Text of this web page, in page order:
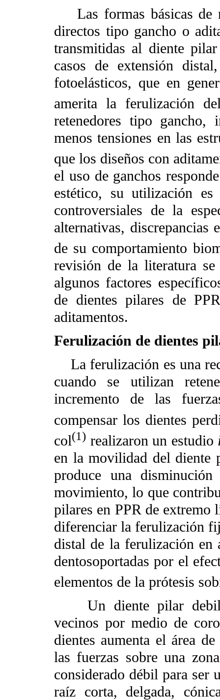
Las formas básicas de
directos tipo gancho o
transmitidas al diente
casos de extensión distal,
fotoelásticos, que en
amerita la ferulización
retenedores tipo gancho,
menos tensiones en las
que los diseños con
el uso de ganchos
estético, su utilización
controversiales de la
alternativas, discrepancias
de su comportamiento
revisión de la literatura
algunos factores
de dientes pilares de
aditamentos.
Ferulización de dientes
La ferulización es una
cuando se utilizan
incremento de las
compensar los dientes
col(1) realizaron un estudio
en la movilidad del diente
produce una
movimiento, lo que
pilares en PPR de extremo
diferenciar la ferulización
distal de la ferulización en
dentosoportadas por el
elementos de la prótesis
Un diente pilar
vecinos por medio de
dientes aumenta el área
las fuerzas sobre una
considerado débil para ser
raíz corta, delgada,